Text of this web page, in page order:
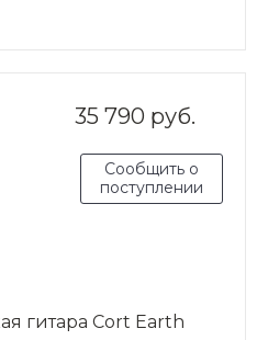
35 790 руб.
Сообщить о
поступлении
гитара Cort Earth